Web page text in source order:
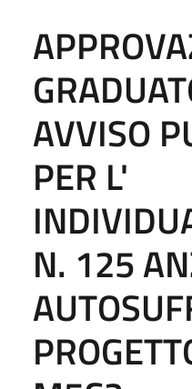
AVVISO
PER L'
N. 125